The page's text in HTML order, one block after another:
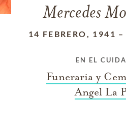
Mercedes
14 FEBRERO, 1941 –
EN EL
Funeraria y
Angel La